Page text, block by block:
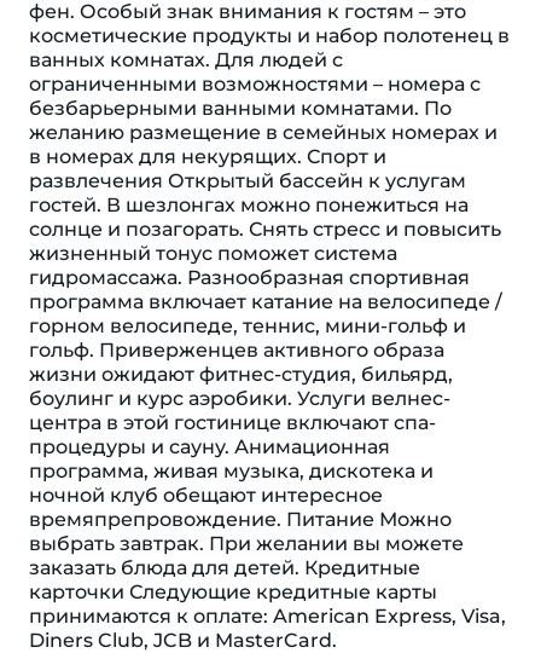
фен. Особый знак внимания к гостям – это
косметические продукты и набор полотенец в
ванных комнатах. Для людей с
ограниченными возможностями – номера с
безбарьерными ванными комнатами. По
желанию размещение в семейных номерах и
в номерах для некурящих. Спорт и
развлечения Открытый бассейн к услугам
гостей. В шезлонгах можно понежиться на
солнце и позагорать. Снять стресс и повысить
жизненный тонус поможет система
гидромассажа. Разнообразная спортивная
программа включает катание на велосипеде /
горном велосипеде, теннис, мини-гольф и
гольф. Приверженцев активного образа
жизни ожидают фитнес-студия, бильярд,
боулинг и курс аэробики. Услуги велнес-
центра в этой гостинице включают спа-
процедуры и сауну. Анимационная
программа, живая музыка, дискотека и
ночной клуб обещают интересное
времяпрепровождение. Питание Можно
выбрать завтрак. При желании вы можете
заказать блюда для детей. Кредитные
карточки Следующие кредитные карты
принимаются к оплате: American Express, Visa,
Diners Club, JCB и MasterCard.